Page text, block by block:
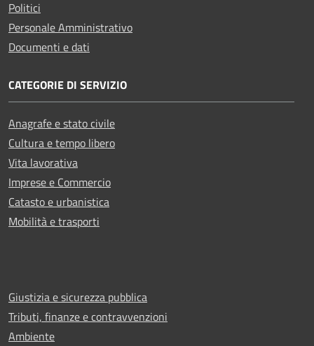
Politici
Personale Amministrativo
Documenti e dati
CATEGORIE DI SERVIZIO
Anagrafe e stato civile
Cultura e tempo libero
Vita lavorativa
Imprese e Commercio
Catasto e urbanistica
Mobilità e trasporti
Giustizia e sicurezza pubblica
Tributi, finanze e contravvenzioni
Ambiente